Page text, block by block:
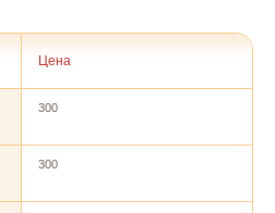
Цена
300
300